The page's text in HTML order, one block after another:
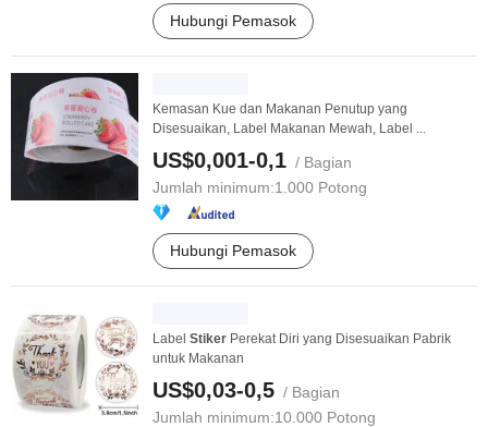
Hubungi Pemasok
Kemasan Kue dan Makanan Penutup yang
Disesuaikan, Label Makanan Mewah, Label ...
US$0,001-0,1 / Bagian
Jumlah minimum:1.000 Potong
Hubungi Pemasok
Label Stiker Perekat Diri yang Disesuaikan Pabrik
untuk Makanan
US$0,03-0,5 / Bagian
Jumlah minimum:10.000 Potong